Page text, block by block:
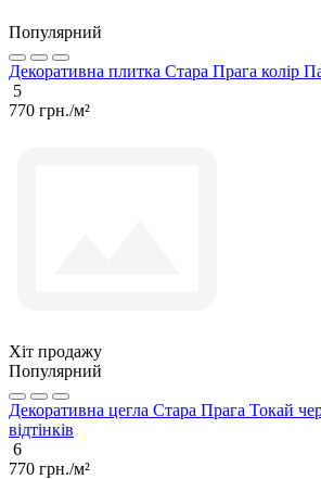
Популярний
Декоративна плитка Стара Прага колір
5
770 грн./м²
Хіт продажу
Популярний
Декоративна цегла Стара Прага Токай
відтінків
6
770 грн./м²